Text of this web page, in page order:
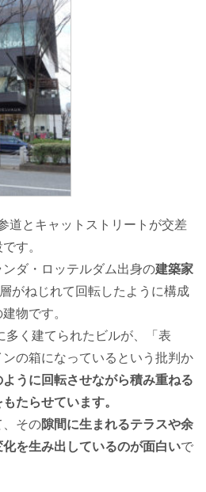
道とキャットストリートが交差
す。
ダ・ロッテルダム出身の建築家
がねじれて回転したように構成
物です。
多く建てられたビルが、「表
の箱になっているという批判か
うに回転させながら積み重ねる
たらせています。
、その隙間に生まれるテラスや余
を生み出しているのが面白いで